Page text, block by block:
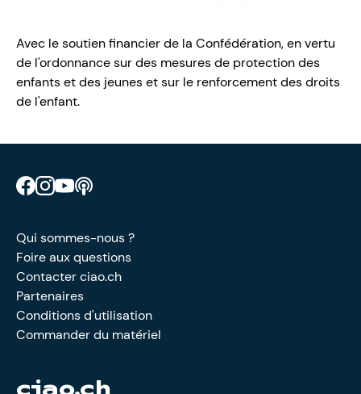
Avec le soutien financier de la Confédération, en vertu
de l'ordonnance sur des mesures de protection des
enfants et des jeunes et sur le renforcement des droits
de l'enfant.
Retrouve CIAO sur Facebook
Retrouve CIAO sur Instagram
Retrouve CIAO sur YouTube
Qui sommes-nous ?
Foire aux questions
Contacter ciao.ch
Partenaires
Conditions d'utilisation
Commander du matériel